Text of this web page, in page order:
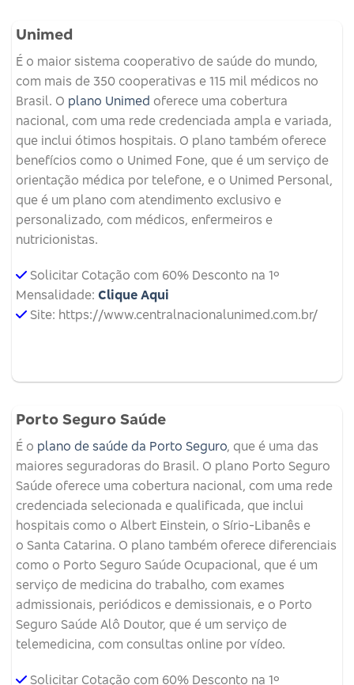
Unimed
É o maior sistema cooperativo de saúde do mundo,
com mais de 350 cooperativas e 115 mil médicos no
Brasil. O plano Unimed oferece uma cobertura
nacional, com uma rede credenciada ampla e variada,
que inclui ótimos hospitais. O plano também oferece
benefícios como o Unimed Fone, que é um serviço de
orientação médica por telefone, e o Unimed Personal,
que é um plano com atendimento exclusivo e
personalizado, com médicos, enfermeiros e
nutricionistas.
Solicitar Cotação com 60% Desconto na 1º
Mensalidade: Clique Aqui
Site: https://www.centralnacionalunimed.com.br/
Porto Seguro Saúde
É o plano de saúde da Porto Seguro, que é uma das
maiores seguradoras do Brasil. O plano Porto Seguro
Saúde oferece uma cobertura nacional, com uma rede
credenciada selecionada e qualificada, que inclui
hospitais como o Albert Einstein, o Sírio-Libanês e
o Santa Catarina. O plano também oferece diferenciais
como o Porto Seguro Saúde Ocupacional, que é um
serviço de medicina do trabalho, com exames
admissionais, periódicos e demissionais, e o Porto
Seguro Saúde Alô Doutor, que é um serviço de
telemedicina, com consultas online por vídeo.
Solicitar Cotação com 60% Desconto na 1º